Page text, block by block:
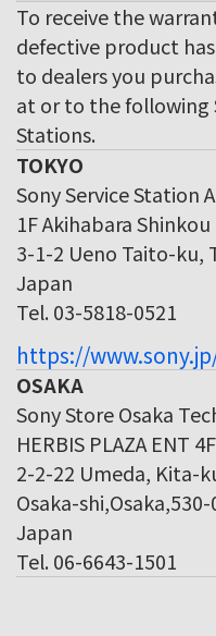
To receive the
defective product
to dealers you
at or to the following
Stations.
TOKYO
Sony Service Station
1F Akihabara
3-1-2 Ueno Taito-ku,
Japan
Tel. 03-5818-0521
https://
OSAKA
Sony Store Osaka
HERBIS PLAZA ENT 4F
2-2-22 Umeda, Kita-
Osaka-shi,Osaka,530-
Japan
Tel. 06-6643-1501